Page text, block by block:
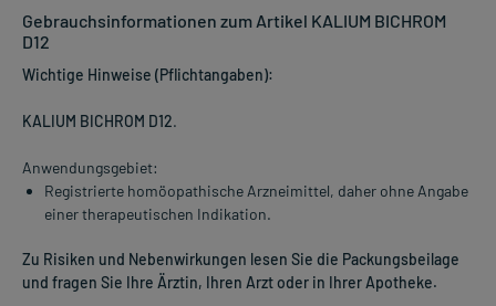
Gebrauchsinformationen zum Artikel KALIUM BICHROM
D12
Wichtige Hinweise (Pflichtangaben):
KALIUM BICHROM D12.
Anwendungsgebiet:
Registrierte homöopathische Arzneimittel, daher ohne Angabe
einer therapeutischen Indikation.
Zu Risiken und Nebenwirkungen lesen Sie die Packungsbeilage
und fragen Sie Ihre Ärztin, Ihren Arzt oder in Ihrer Apotheke.